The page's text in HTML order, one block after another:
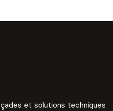
et solutions techniques